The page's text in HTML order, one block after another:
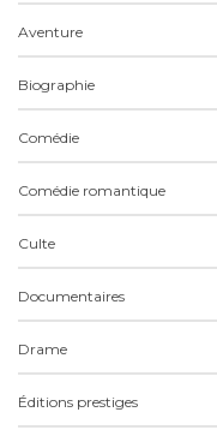
Aventure
Biographie
Comédie
Comédie romantique
Culte
Documentaires
Drame
Éditions prestiges